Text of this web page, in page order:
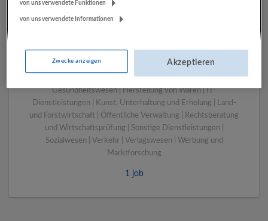
Bergheim bei Salzburg
Bau | Beherbergung und Gastronomie | Einzelhandel |
Energieversorgung | Finanz- und Versicherungsleistungen |
Gesundheitswesen | Herstellung von Waren | IT-
Dienstleistungen | Kunst, Unterhaltung und Erholung | Land-
und Forstwirtschaft | Öffentliche Verwaltung | Rechtsberatung
und Wirtschaftsprüfung | Sonstige Dienstleistungen |
Sozialwesen | Verkehr | Verlagswesen | Werbung und
Marktforschung
1 job
von uns verwendete Funktionen
von uns verwendete Informationen
Zwecke anzeigen Akzeptieren